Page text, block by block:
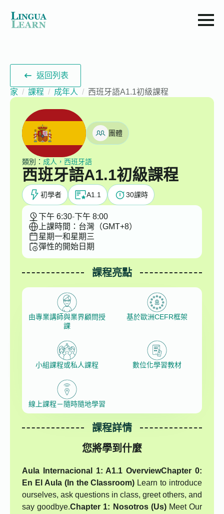
返回列表
家
課程 成年人 西班牙語A1.1初級課程
團體
類別： 成人，西班牙語
西班牙語A1.1初級課程
初學者 A1.1 30課時
下午 6:30-下午 8:00
上課時間：台灣（GMT+8）
星期一和星期三
彈性的開始日期
課程亮點
由專業講師與業界顧問授
課
基於歐洲CEFR框架
小組課程或私人課程 數位化學習教材
線上課程－隨時隨地學習
課程詳情
您將學到什麼
Aula Internacional 1: A1.1 OverviewChapter 0:
En El Aula (In the Classroom) Learn to introduce
ourselves, ask questions in class, greet others, and
say goodbye.Chapter 1: Nosotros (Us)Meet Our